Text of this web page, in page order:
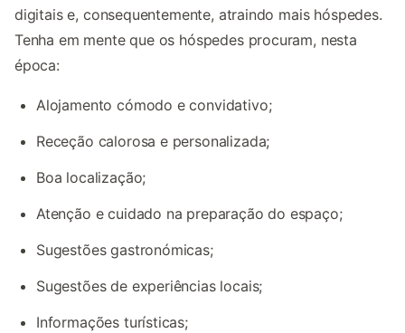
digitais e, consequentemente, atraindo mais hóspedes.
Tenha em mente que os hóspedes procuram, nesta
época:
Alojamento cómodo e convidativo;
Receção calorosa e personalizada;
Boa localização;
Atenção e cuidado na preparação do espaço;
Sugestões gastronómicas;
Sugestões de experiências locais;
Informações turísticas;